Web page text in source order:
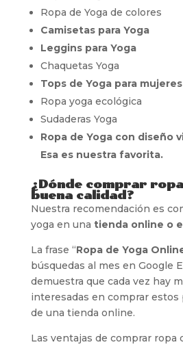
Ropa de Yoga de colores
Camisetas para Yoga
Leggins para Yoga
Chaquetas Yoga
Tops de Yoga para mujeres
Ropa yoga ecológica
Sudaderas Yoga
Ropa de Yoga con diseño
Esa es nuestra favorita.
¿Dónde comprar
buena calidad?
Nuestra recomendación es
yoga en una tienda online o
La frase “Ropa de Yoga
búsquedas al mes en Google
demuestra que cada vez hay
interesadas en comprar estos
de una tienda online.
Las ventajas de comprar ropa